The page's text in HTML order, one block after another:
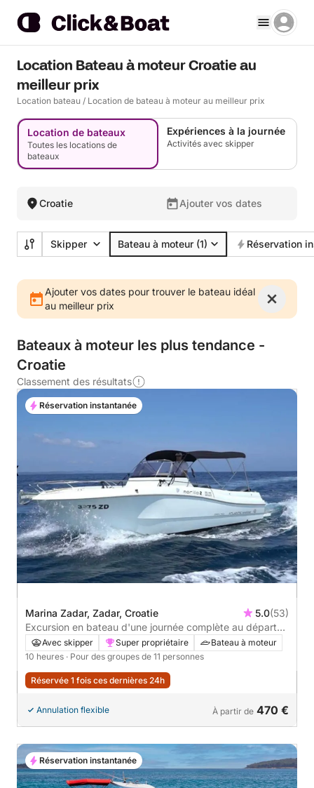
Location Bateau à moteur Croatie au
meilleur prix
Location bateau / Location de bateau à moteur au meilleur prix
Location de bateaux
Toutes les locations de
bateaux
Expériences à la journée
Activités avec skipper
Croatie Ajouter vos dates
Skipper Bateau à moteur (1) Réservation
Ajouter vos dates pour trouver le bateau idéal
au meilleur prix
Bateaux à moteur les plus tendance -
Croatie
Classement des résultats
Marina Zadar, Zadar, Croatie 5.0(53)
Excursion en bateau d'une journée complète au départ
de Zadar - 10 heures
Avec skipper Super propriétaire
Bateau à moteur
10 heures · Pour des groupes de 11 personnes
Réservée 1 fois ces dernières 24h
Annulation flexible À partir de 470 €
Réservation instantanée
Réservation instantanée